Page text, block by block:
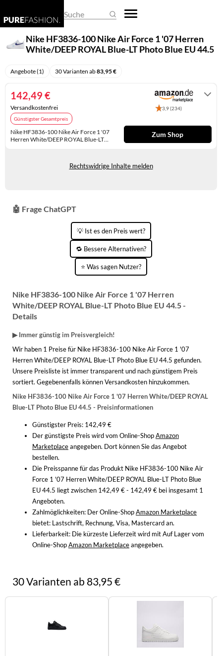
REGENSCHIRME
SCHLAFMASKEN
SCHLÜSSELANHÄNGER
SONNENBRILLEN
DAMEN-OVERALLS
DAMEN-SHIRTS
DAMEN-TRACHTENMODE
DAMEN-UNTERWÄSCHE
DAMENHOSEN
DAMENJACKEN & DAMENMÄNTEL
HERREN-PULLOVER
HERREN-TRACHTENMODE
HERREN-UNTERWÄSCHE
HERRENANZÜGE
HERRENHOSEN
HERRENJACKEN & HERRENMÄNTEL
EHERINGE
KINDERSCHMUCK
KRAWATTENNADELN
MANSCHETTENKNÖPFE
OHRRINGE
PIERCINGS
SCHMUCKAUFBEWAHRUNG
BASKETBALLSCHUHE
DAMEN-HALBSCHUHE
DAMENSCHUHE
GUMMISTIEFEL
HAUSSCHUHE
HERREN-HALBSCHUHE
HERREN-STIEFEL
HOCHZEITSSCHUHE
KINDERSCHUHE
OUTDOOR-SCHUHE
PANTOLETTEN
PUMPS
SCHUHZUBEHÖR
SNEAKERS
STIEFELETTEN
TREKKINGSANDALEN
WINTERSCHUHE
BUSINESS- & LAPTOPTASCHEN
FEDERMÄPPCHEN
GELDBÖRSEN
HANDTASCHEN
KOFFER
KULTURTASCHEN
RUCKSÄCKE
SPORTTASCHEN
STRANDTASCHEN
TASCHEN-ZUBEHÖR
ARMBANDUHREN
TASCHENUHREN
UHRENARMBÄNDER
UHRENAUFBEWAHRUNG
UHRENBEWEGER
Suche
Nike HF3836-100 Nike Air Force 1 '07 Herren
White/DEEP ROYAL Blue-LT Photo Blue EU 44.5
Angebote (1) 30 Varianten ab83,95 €
Nike HF3836-100 Nike Air Force 1 '07
Herren White/DEEP ROYAL Blue-LT
3,9 (234)
Günstigster Gesamtpreis
142,49 €
Versandkostenfrei
Zum Shop
Rechtswidrige Inhalte melden
🤖 Frage ChatGPT
💡 Ist es den Preis wert?
🔁 Bessere Alternativen?
⭐ Was sagen Nutzer?
Nike HF3836-100 Nike Air Force 1 '07 Herren
White/DEEP ROYAL Blue-LT Photo Blue EU 44.5 -
Details
▶ Immer günstig im Preisvergleich!
Wir haben 1 Preise für Nike HF3836-100 Nike Air Force 1 '07
Herren White/DEEP ROYAL Blue-LT Photo Blue EU 44.5 gefunden.
Unsere Preisliste ist immer transparent und nach günstigem Preis
sortiert. Gegebenenfalls können Versandkosten hinzukommen.
Nike HF3836-100 Nike Air Force 1 '07 Herren White/DEEP ROYAL
Blue-LT Photo Blue EU 44.5 - Preisinformationen
Günstigster Preis: 142,49 €
Der günstigste Preis wird vom Online-ShopAmazon
Marketplaceangegeben. Dort können Sie das Angebot
bestellen.
Die Preisspanne für das Produkt Nike HF3836-100 Nike Air
Force 1 '07 Herren White/DEEP ROYAL Blue-LT Photo Blue
EU 44.5 liegt zwischen 142,49 € - 142,49 € bei insgesamt 1
Angeboten.
Zahlmöglichkeiten: Der Online-ShopAmazon Marketplace
bietet: Lastschrift, Rechnung, Visa, Mastercard an.
Lieferbarkeit: Die kürzeste Lieferzeit wird mit Auf Lager vom
Online-ShopAmazon Marketplaceangegeben.
30 Varianten ab 83,95 €